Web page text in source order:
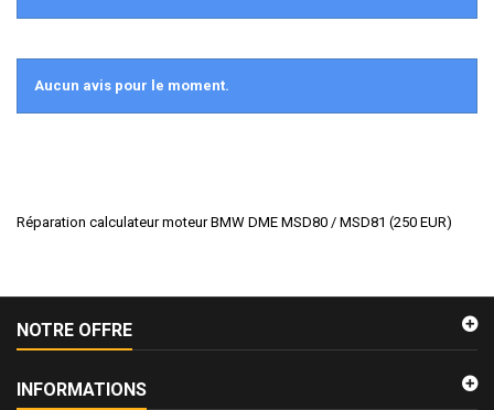
Aucun avis pour le moment.
Réparation calculateur moteur BMW DME MSD80 / MSD81 (250 EUR)
NOTRE OFFRE
INFORMATIONS